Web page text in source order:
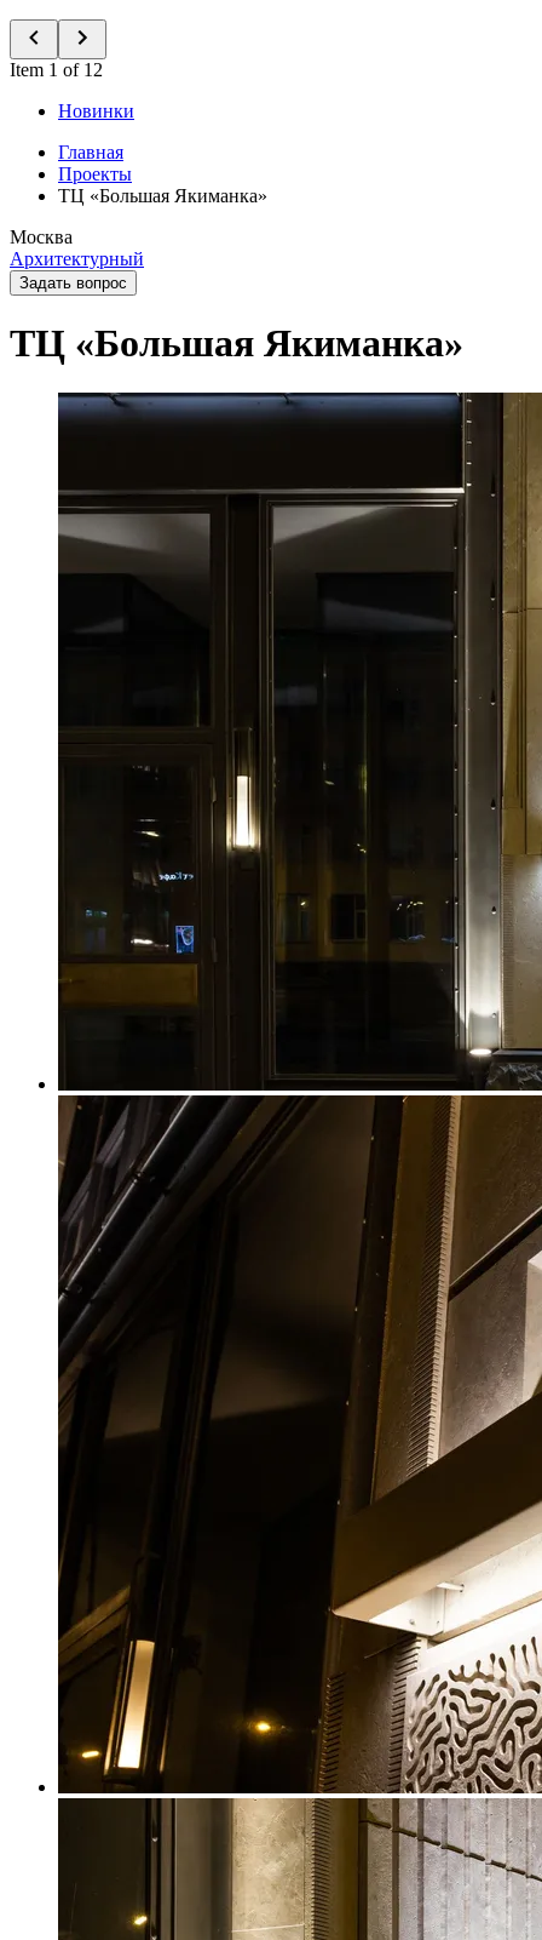
Item 1 of 12
Новинки
Главная
Проекты
ТЦ «Большая Якиманка»
Москва
Архитектурный
Задать вопрос
ТЦ «Большая Якиманка»